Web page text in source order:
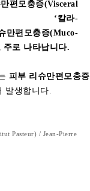
편모충증(Visceral
‘ 칼라-
만편모충증(Muco-
주로 나타납니다.
피부 리슈만편모충
발생합니다.
Pasteur) / Jean-Pierre